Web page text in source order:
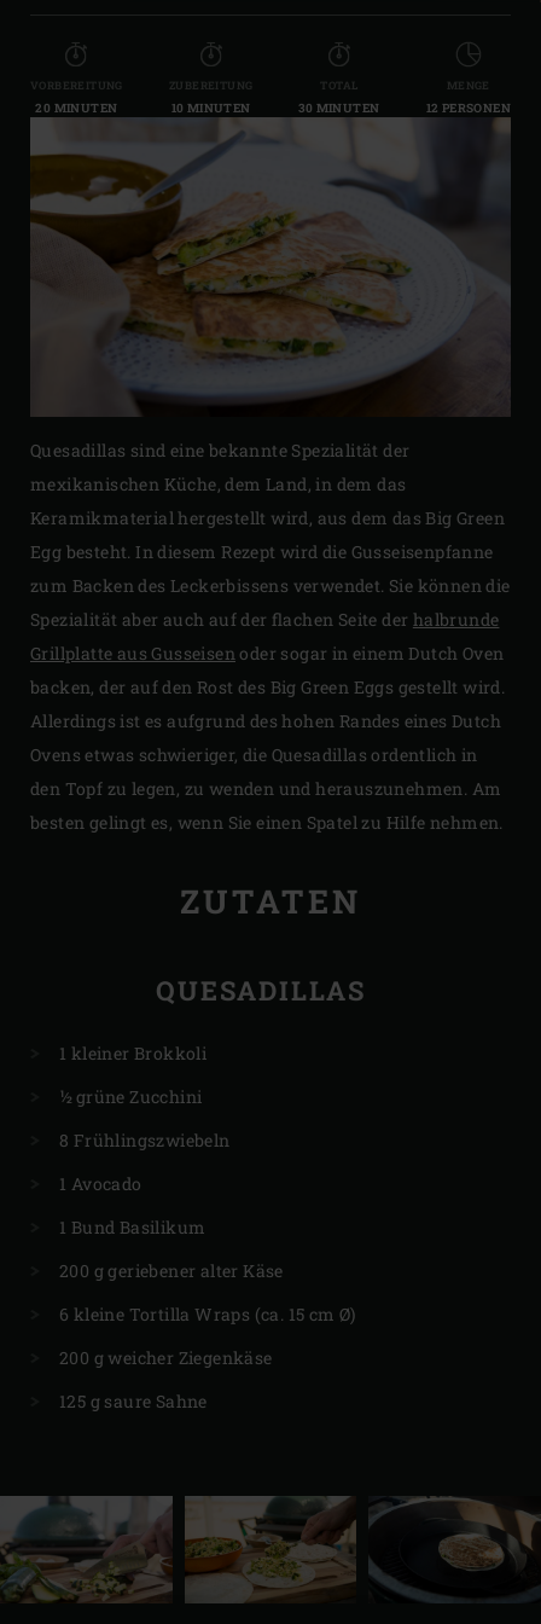
VORBEREITUNG
20 MINUTEN
ZUBEREITUNG
10 MINUTEN
TOTAL
30 MINUTEN
MENGE
12 PERSONEN
Quesadillas sind eine bekannte Spezialität der
mexikanischen Küche, dem Land, in dem das
Keramikmaterial hergestellt wird, aus dem das Big Green
Egg besteht. In diesem Rezept wird die Gusseisenpfanne
zum Backen des Leckerbissens verwendet. Sie können die
Spezialität aber auch auf der flachen Seite der halbrunde
Grillplatte aus Gusseisenoder sogar in einem Dutch Oven
backen, der auf den Rost des Big Green Eggs gestellt wird.
Allerdings ist es aufgrund des hohen Randes eines Dutch
Ovens etwas schwieriger, die Quesadillas ordentlich in
den Topf zu legen, zu wenden und herauszunehmen. Am
besten gelingt es, wenn Sie einen Spatel zu Hilfe nehmen.
ZUTATEN
QUESADILLAS
1 kleiner Brokkoli
½ grüne Zucchini
8 Frühlingszwiebeln
1 Avocado
1 Bund Basilikum
200 g geriebener alter Käse
6 kleine Tortilla Wraps (ca. 15 cm Ø)
200 g weicher Ziegenkäse
125 g saure Sahne